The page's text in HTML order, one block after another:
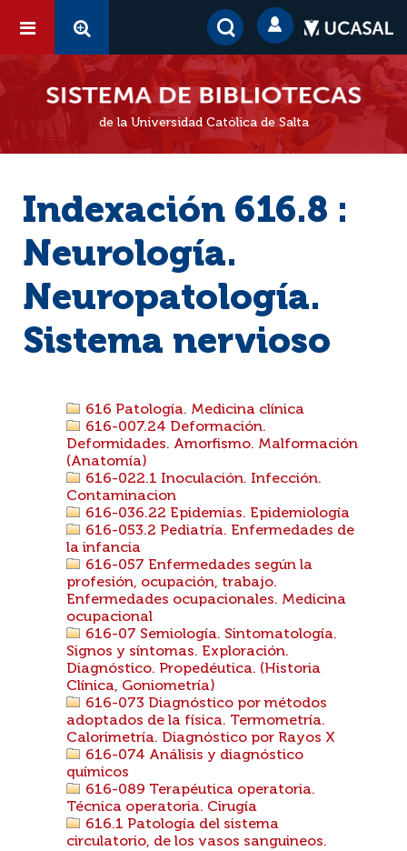
de la Universidad Católica de Salta
Indexación 616.8 :
Neurología.
Neuropatología.
Sistema nervioso
616 Patología. Medicina clínica
616-007.24 Deformación.
Deformidades. Amorfismo. Malformación
(Anatomía)
616-022.1 Inoculación. Infección.
Contaminacion
616-036.22 Epidemias. Epidemiología
616-053.2 Pediatría. Enfermedades de
la infancia
616-057 Enfermedades según la
profesión, ocupación, trabajo.
Enfermedades ocupacionales. Medicina
ocupacional
616-07 Semiología. Sintomatología.
Signos y síntomas. Exploración.
Diagnóstico. Propedéutica. (Historia
Clínica, Goniometría)
616-073 Diagnóstico por métodos
adoptados de la física. Termometría.
Calorimetría. Diagnóstico por Rayos X
616-074 Análisis y diagnóstico
químicos
616-089 Terapéutica operatoria.
Técnica operatoria. Cirugía
616.1 Patología del sistema
circulatorio, de los vasos sanguineos.